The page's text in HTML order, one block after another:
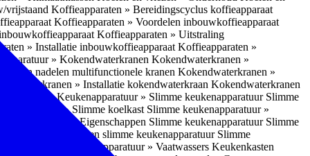
vrijstaand Koffieapparaten » Bereidingscyclus koffieapparaat
Koffieapparaten » Voordelen inbouwkoffieapparaat
Koffieapparaten » Uitstraling
» Installatie inbouwkoffieapparaat Koffieapparaten »
» Kokendwaterkranen Kokendwaterkranen »
en nadelen multifunctionele kranen Kokendwaterkranen »
» Installatie kokendwaterkraan Kokendwaterkranen
» OvensKeukenapparatuur » Slimme keukenapparatuur Slimme
» Slimme koelkast Slimme keukenapparatuur »
» Eigenschappen Slimme keukenapparatuur Slimme
» Nadelen slimme keukenapparatuur Slimme
Keukenapparatuur » Vaatwassers Keukenkasten